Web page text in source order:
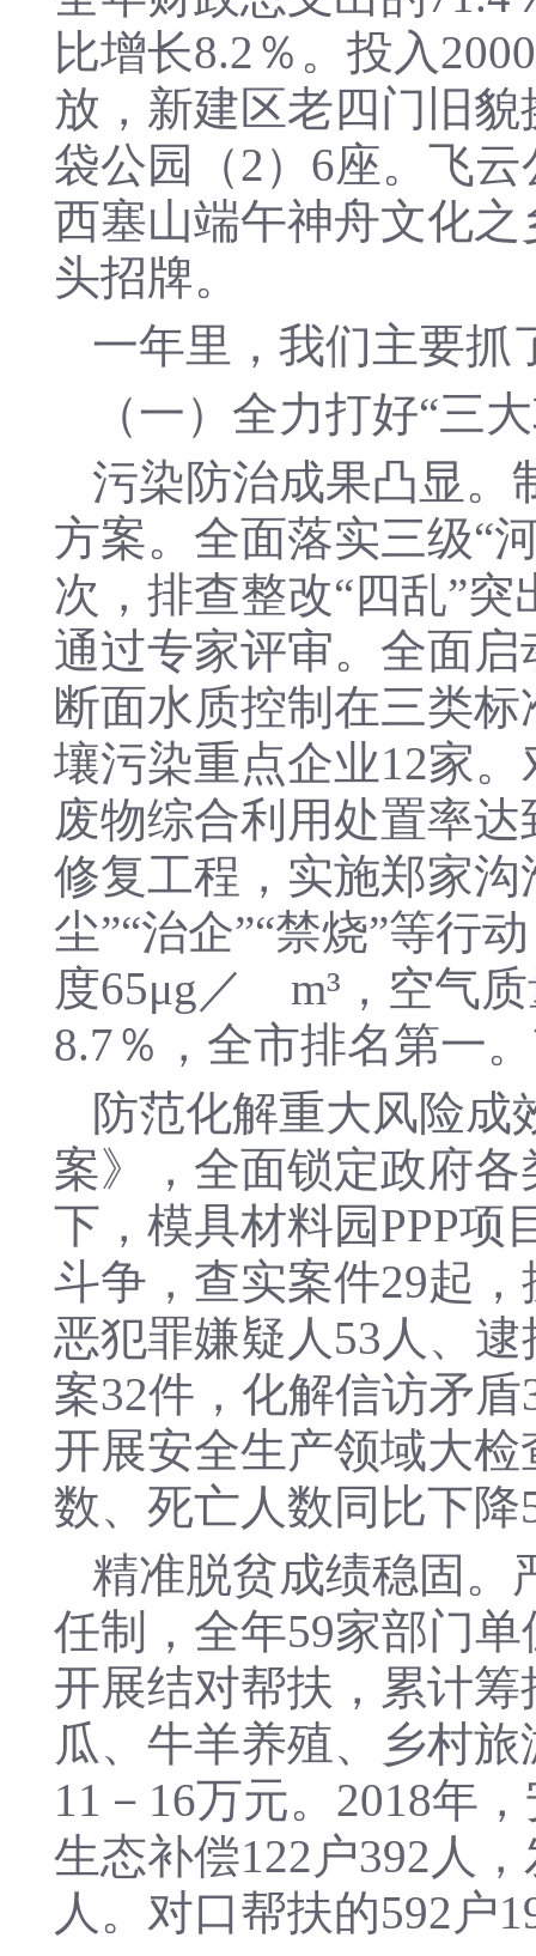
比增长8.2％。投入
放，新建区老四门旧
袋公园（2）6座。飞
西塞山端午神舟文化之
头招牌。
一年里，我们主要抓
（一）全力打好“三
污染防治成果凸显。
方案。全面落实三级“
次，排查整改“四乱”
通过专家评审。全面
断面水质控制在三类
壤污染重点企业12家
废物综合利用处置率
修复工程，实施郑家沟
尘”“治企”“禁烧”等行
度65μg／ m³，空气
8.7％，全市排名第一
防范化解重大风险成
案》，全面锁定政府
下，模具材料园PPP项
斗争，查实案件29起
恶犯罪嫌疑人53人、
案32件，化解信访矛
开展安全生产领域大
数、死亡人数同比下
精准脱贫成绩稳固。
任制，全年59家部门
开展结对帮扶，累计
瓜、牛羊养殖、乡村
11－16万元。2018年
生态补偿122户392人
人。对口帮扶的592户